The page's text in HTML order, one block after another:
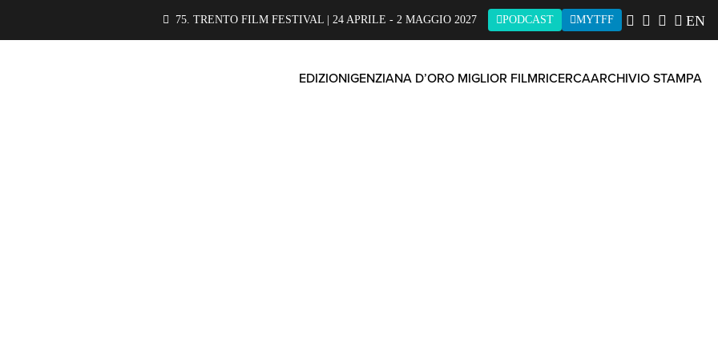
75. TRENTO FILM FESTIVAL | 24 APRILE - 2 MAGGIO 2027 PODCAST MYTFF EN
EDIZIONIGENZIANA D’ORO MIGLIOR FILMRICERCAARCHIVIO STAMPA